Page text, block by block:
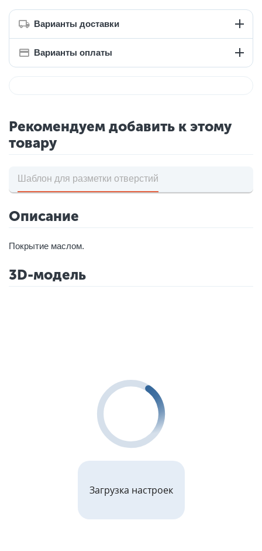
Варианты доставки
Варианты оплаты
Рекомендуем добавить к этому
товару
Шаблон для разметки отверстий
Описание
Покрытие маслом.
3D-модель
Загрузка настроек